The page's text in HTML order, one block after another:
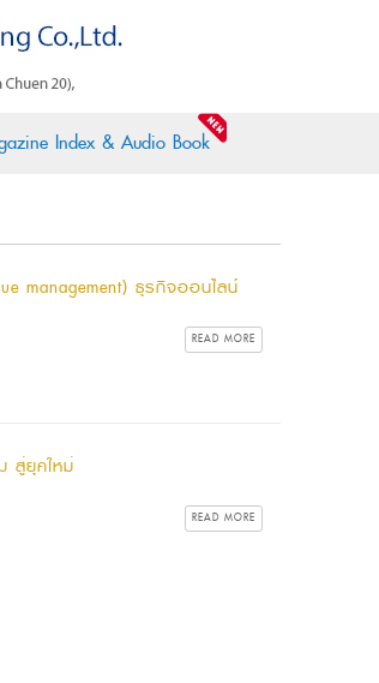
Index & Audio Book
management) ธุรกิจออนไลน์
READ MORE
สู่ยุคใหม่
READ MORE